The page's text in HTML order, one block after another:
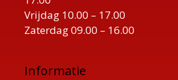
Vrijdag 10.00 – 17.00
Zaterdag 09.00 – 16.00
Informatie